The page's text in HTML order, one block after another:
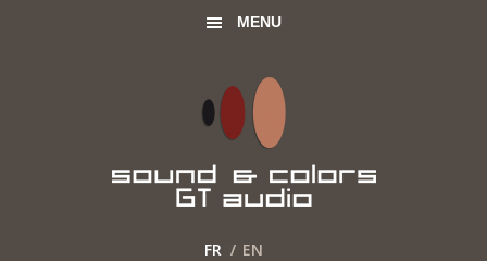
FR EN
MENU